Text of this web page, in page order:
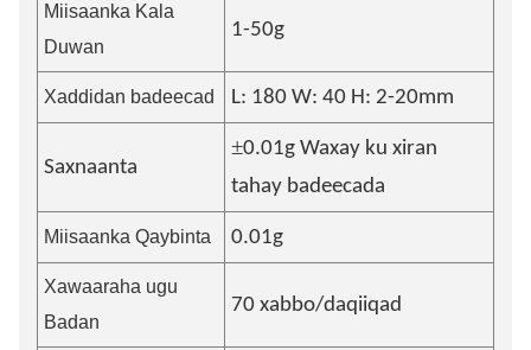
Miisaanka Kala
Duwan
1-50g
Xaddidan badeecad L: 180 W: 40 H: 2-20mm
Saxnaanta
±0.01g Waxay ku xiran
tahay badeecada
Miisaanka Qaybinta 0.01g
Xawaaraha ugu
Badan
70 xabbo/daqiiqad